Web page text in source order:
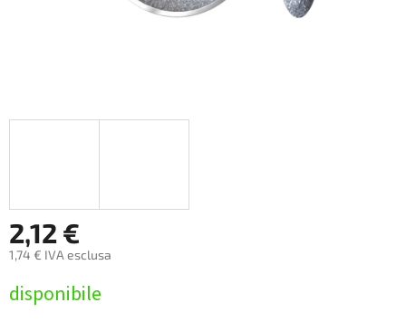
2,12 €
1,74 € IVA esclusa
della
disponibile